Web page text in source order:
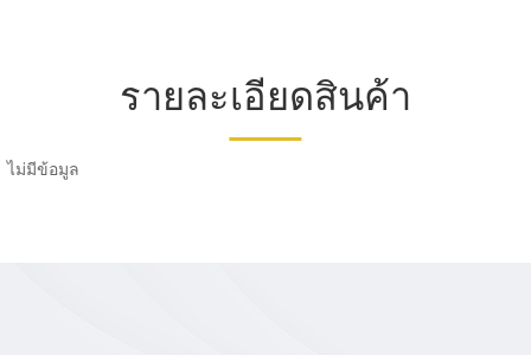
รายละเอียดสินค้า
ไม่มีข้อมูล